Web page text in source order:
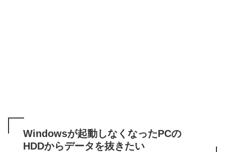
Windowsが起動しなくなったPCの
HDDからデータを抜きたい